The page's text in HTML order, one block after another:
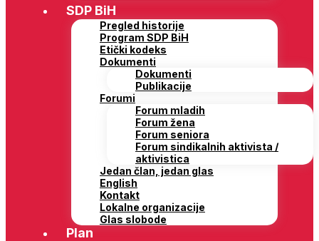
SDP BiH
Pregled historije
Program SDP BiH
Etički kodeks
Dokumenti
Dokumenti
Publikacije
Forumi
Forum mladih
Forum žena
Forum seniora
Forum sindikalnih aktivista /
aktivistica
Jedan član, jedan glas
English
Kontakt
Lokalne organizacije
Glas slobode
Plan